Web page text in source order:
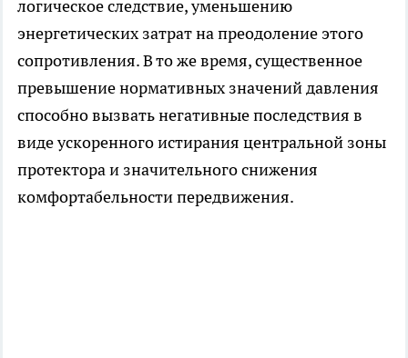
логическое следствие, уменьшению
энергетических затрат на преодоление этого
сопротивления. В то же время, существенное
превышение нормативных значений давления
способно вызвать негативные последствия в
виде ускоренного истирания центральной зоны
протектора и значительного снижения
комфортабельности передвижения.